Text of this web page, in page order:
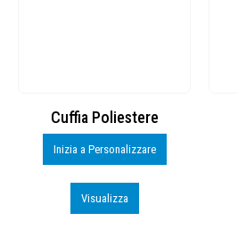
Cuffia Poliestere
Inizia a Personalizzare
Visualizza